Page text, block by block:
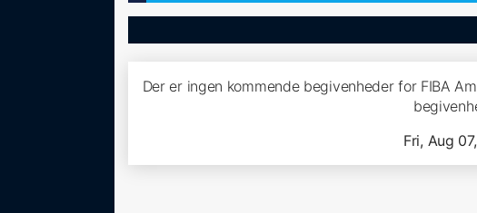
Der er ingen kommende begivenheder for FIBA
Fri, Aug